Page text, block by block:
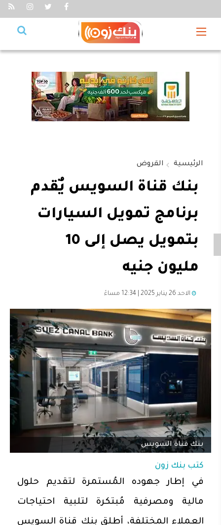
الرئيسية القروض
بنك قناة السويس يٌقدم
برنامج تمويل السيارات
بتمويل يصل إلى 10
مليون جنيه
الاحد 26 يناير 2025 | 12:34 مساءً
بنك قناة السويس
كتب بنك زون
في إطار جهوده المُستمرة لتقديم حلول
مالية ومصرفية مُبتكرة لتلبية احتياجات
العملاء المختلفة، أطلق بنك قناة السويس